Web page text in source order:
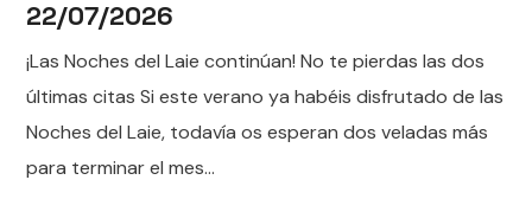
22/07/2026
¡Las Noches del Laie continúan! No te pierdas las dos
últimas citas Si este verano ya habéis disfrutado de las
Noches del Laie, todavía os esperan dos veladas más
para terminar el mes...